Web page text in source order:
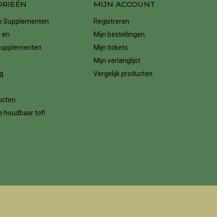
Supplementen
en
houdbaar tot!
MIJN ACCOUNT
Registreren
Mijn bestellingen
Mijn tickets
Mijn verlanglijst
Vergelijk producten